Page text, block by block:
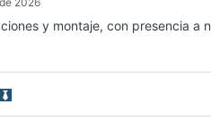
y montaje, con presencia a